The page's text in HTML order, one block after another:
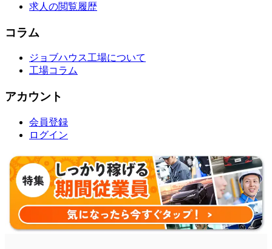
求人の閲覧履歴
コラム
ジョブハウス工場について
工場コラム
アカウント
会員登録
ログイン